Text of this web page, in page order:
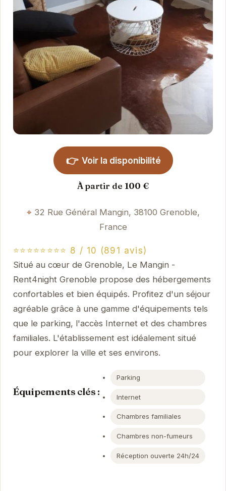
👉 Voir la disponibilité
À partir de 100 €
32 Rue Général Mangin, 38100 Grenoble,
France
⭐⭐⭐⭐⭐⭐⭐⭐ 8 / 10 (891 avis)
Situé au cœur de Grenoble, Le Mangin -
Rent4night Grenoble propose des hébergements
confortables et bien équipés. Profitez d'un séjour
agréable grâce à une gamme d'équipements tels
que le parking, l'accès Internet et des chambres
familiales. L'établissement est idéalement situé
pour explorer la ville et ses environs.
Équipements clés :
Parking
Internet
Chambres familiales
Chambres non-fumeurs
Réception ouverte 24h/24